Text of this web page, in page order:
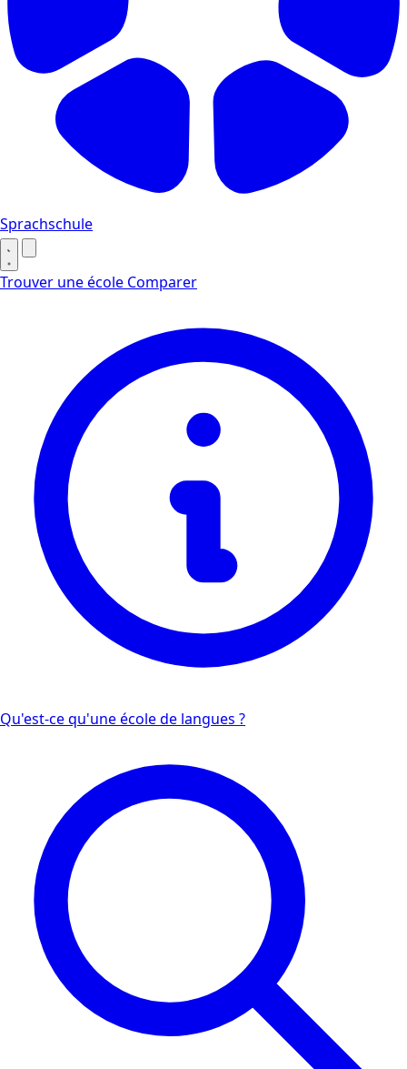
Sprachschule
Trouver une école Comparer
Qu'est-ce qu'une école de langues ?